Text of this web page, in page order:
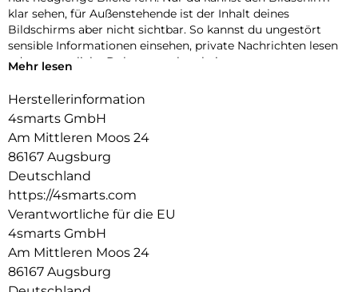
klar sehen, für Außenstehende ist der Inhalt deines
Bildschirms aber nicht sichtbar. So kannst du ungestört
sensible Informationen einsehen, private Nachrichten lesen
oder vertrauliche Dokumente bearbeiten.
Unser Second Glass Privacy ist nicht nur robust, sondern
auch einfacher zu montieren wie eine Panzerfolie. Mit dem
mitgelieferten Montagerahmen lässt sich das Schutzglas
exakt positionieren und dank des Reinigungssets staubfrei
anbringen. Und wenn es Zeit ist, das Glas auszutauschen, ist
das genauso einfach. Mit unserem Second Glas Privacy
erhältst du einen effektiven und benutzerfreundlichen Schutz
für das Display deines Mobilgeräts.
Der Displayschutz stellt einen optimalen Schutz für dein
Smartphone sicher und ermöglicht gleichzeitig die
Mehr lesen
Herstellerinformation
4smarts GmbH
Am Mittleren Moos 24
86167 Augsburg
Deutschland
https://4smarts.com
Verantwortliche für die EU
4smarts GmbH
Am Mittleren Moos 24
86167 Augsburg